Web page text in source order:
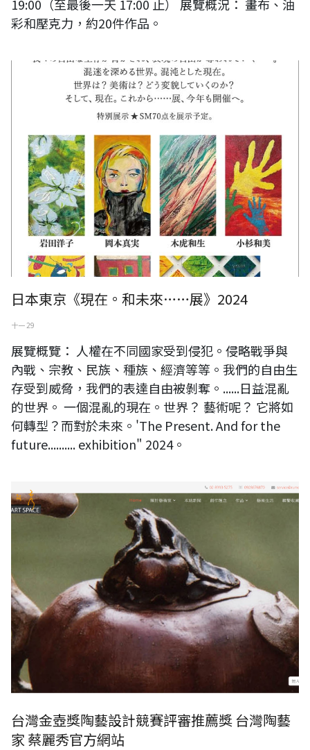
19:00（至最後一天 17:00 止） 展覽概況： 畫布、油
彩和壓克力，約20件作品。
《現在。和未來……展》2024
日本東京《現在。和未來……展》2024
十一 29
展覽概覽： 人權在不同國家受到侵犯。侵略戰爭與
內戰、宗教、民族、種族、經濟等等。我們的自由生
存受到威脅，我們的表達自由被剝奪。......日益混亂
的世界。 一個混亂的現在。世界？ 藝術呢？ 它將如
何轉型？而對於未來。'The Present. And for the
future.......... exhibition" 2024。
台灣陶藝家 蔡麗秀官方網站
台灣金壺獎陶藝設計競賽評審推薦獎 台灣陶藝
家 蔡麗秀官方網站